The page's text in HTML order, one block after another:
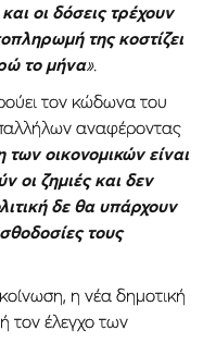
οι δόσεις τρέχουν
της κοστίζει
το μήνα».
τον κώδωνα του
αναφέροντας
οικονομικών είναι
οι ζημιές και δεν
δε θα υπάρχουν
τους
η νέα δημοτική
τον έλεγχο των